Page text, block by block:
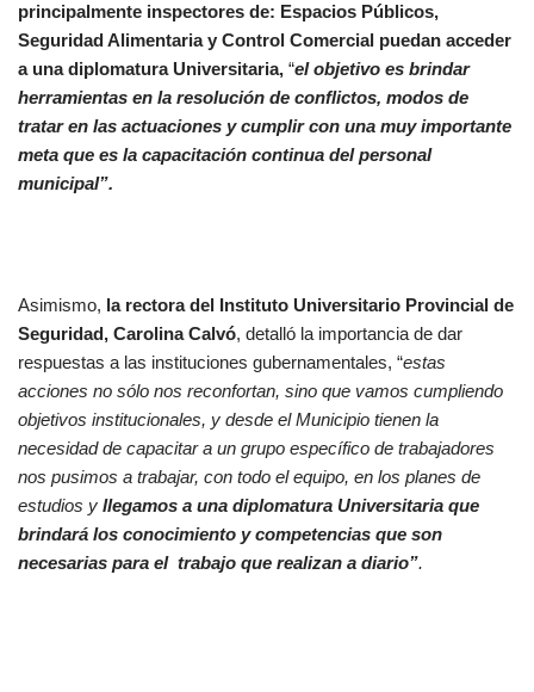
principalmente inspectores de: Espacios Públicos,
Seguridad Alimentaria y Control Comercial puedan acceder
a una diplomatura Universitaria, “el objetivo es brindar
herramientas en la resolución de conflictos, modos de
tratar en las actuaciones y cumplir con una muy importante
meta que es la capacitación continua del personal
municipal”.
Asimismo, la rectora del Instituto Universitario Provincial de
Seguridad, Carolina Calvó, detalló la importancia de dar
respuestas a las instituciones gubernamentales, “estas
acciones no sólo nos reconfortan, sino que vamos cumpliendo
objetivos institucionales, y desde el Municipio tienen la
necesidad de capacitar a un grupo específico de trabajadores
nos pusimos a trabajar, con todo el equipo, en los planes de
estudios y llegamos a una diplomatura Universitaria que
brindará los conocimiento y competencias que son
necesarias para el trabajo que realizan a diario”.